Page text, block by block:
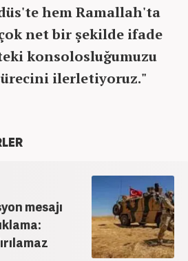
hem Ramallah'ta
net bir şekilde ifade
konsolosluğumuzu
ilerletiyoruz."
mesajı